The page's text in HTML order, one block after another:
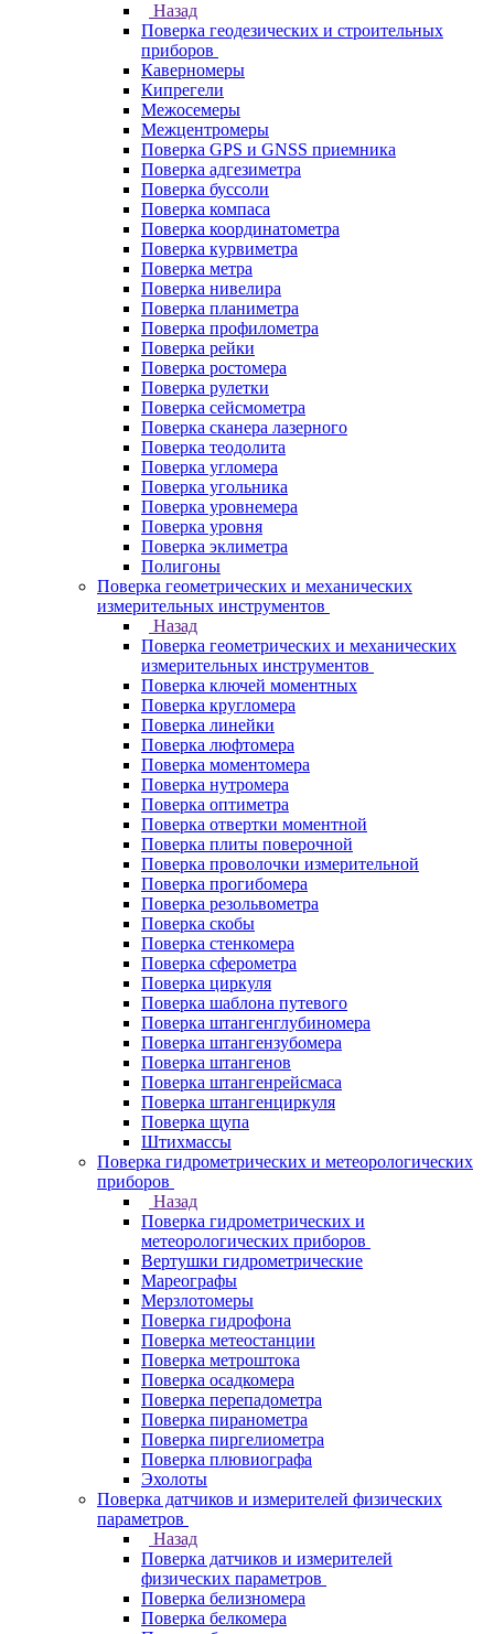
Назад
Поверка геодезических и строительных
приборов
Каверномеры
Кипрегели
Межосемеры
Межцентромеры
Поверка GPS и GNSS приемника
Поверка адгезиметра
Поверка буссоли
Поверка компаса
Поверка координатометра
Поверка курвиметра
Поверка метра
Поверка нивелира
Поверка планиметра
Поверка профилометра
Поверка рейки
Поверка ростомера
Поверка рулетки
Поверка сейсмометра
Поверка сканера лазерного
Поверка теодолита
Поверка угломера
Поверка угольника
Поверка уровнемера
Поверка уровня
Поверка эклиметра
Полигоны
Поверка геометрических и механических
измерительных инструментов
Назад
Поверка геометрических и механических
измерительных инструментов
Поверка ключей моментных
Поверка кругломера
Поверка линейки
Поверка люфтомера
Поверка моментомера
Поверка нутромера
Поверка оптиметра
Поверка отвертки моментной
Поверка плиты поверочной
Поверка проволочки измерительной
Поверка прогибомера
Поверка резольвометра
Поверка скобы
Поверка стенкомера
Поверка сферометра
Поверка циркуля
Поверка шаблона путевого
Поверка штангенглубиномера
Поверка штангензубомера
Поверка штангенов
Поверка штангенрейсмаса
Поверка штангенциркуля
Поверка щупа
Штихмассы
Поверка гидрометрических и метеорологических
приборов
Назад
Поверка гидрометрических и
метеорологических приборов
Вертушки гидрометрические
Мареографы
Мерзлотомеры
Поверка гидрофона
Поверка метеостанции
Поверка метроштока
Поверка осадкомера
Поверка перепадометра
Поверка пиранометра
Поверка пиргелиометра
Поверка плювиографа
Эхолоты
Поверка датчиков и измерителей физических
параметров
Назад
Поверка датчиков и измерителей
физических параметров
Поверка белизномера
Поверка белкомера